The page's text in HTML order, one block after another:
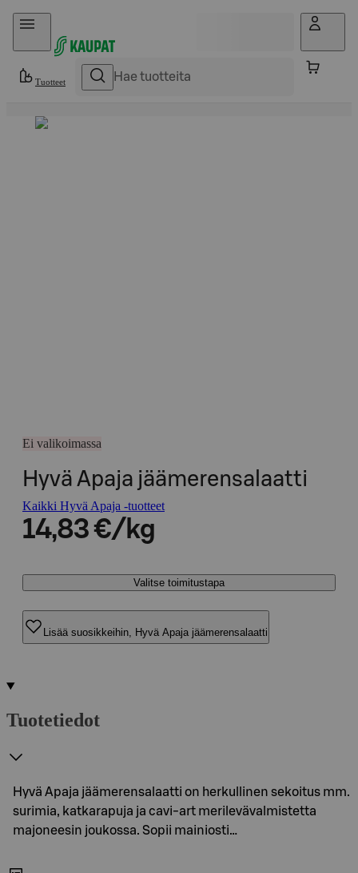
Hyppää sisältöön
Tuotteet
Ei valikoimassa
Hyvä Apaja jäämerensalaatti
Kaikki Hyvä Apaja -tuotteet
14,83 €/kg
Valitse toimitustapa
Lisää suosikkeihin, Hyvä Apaja jäämerensalaatti
Tuotetiedot
Hyvä Apaja jäämerensalaatti on herkullinen sekoitus mm.
surimia, katkarapuja ja cavi-art merilevävalmistetta
majoneesin joukossa. Sopii mainiosti…